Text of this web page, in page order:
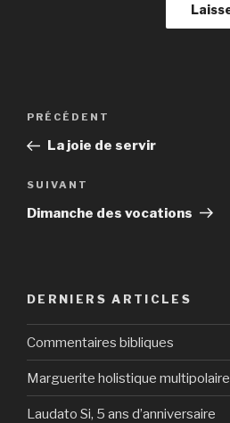
Navigation
l’article
Article
précédent
PRÉCÉDENT
La joie de servir
Article
suivant
SUIVANT
Dimanche des vocations
DERNIERS ARTICLES
Commentaires bibliques
Marguerite holistique multipolaire
Laudato Si, 5 ans d’anniversaire